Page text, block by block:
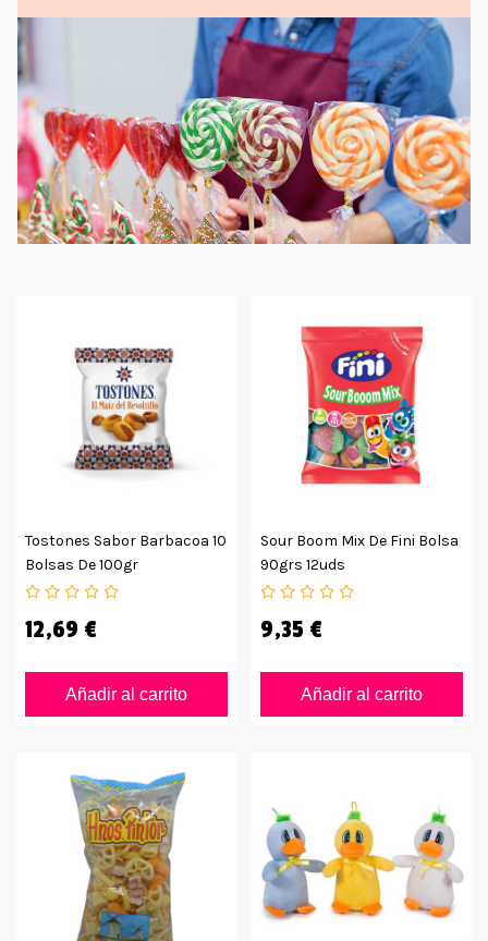
Tostones Sabor Barbacoa 10
Bolsas De 100gr
12,69 €
Añadir al carrito
Sour Boom Mix De Fini Bolsa
90grs 12uds
9,35 €
Añadir al carrito